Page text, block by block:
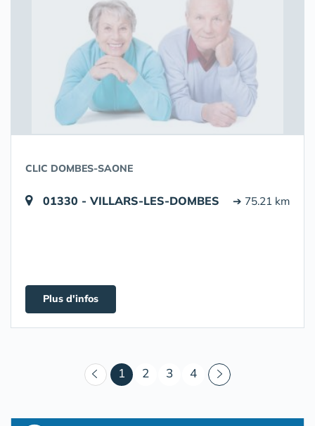
CLIC DOMBES-SAONE
01330 - VILLARS-LES-DOMBES ➔ 75.21 km
Plus d'infos
1 (courant)
2 3 4